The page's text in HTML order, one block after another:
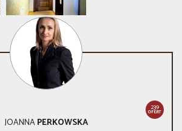
239
OFERT
JOANNAPERKOWSKA